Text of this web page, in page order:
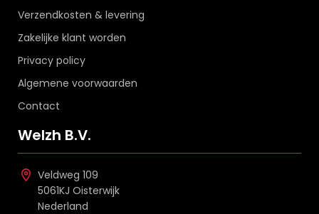
Verzendkosten & levering
Zakelijke klant worden
Privacy policy
Algemene voorwaarden
Contact
Welzh B.V.
Veldweg 109
5061KJ Oisterwijk
Nederland